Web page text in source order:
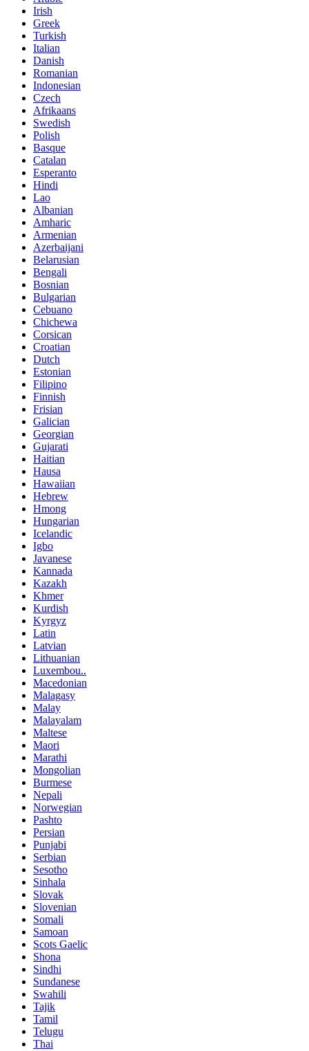
Irish
Greek
Turkish
Italian
Danish
Romanian
Indonesian
Czech
Afrikaans
Swedish
Polish
Basque
Catalan
Esperanto
Hindi
Lao
Albanian
Amharic
Armenian
Azerbaijani
Belarusian
Bengali
Bosnian
Bulgarian
Cebuano
Chichewa
Corsican
Croatian
Dutch
Estonian
Filipino
Finnish
Frisian
Galician
Georgian
Gujarati
Haitian
Hausa
Hawaiian
Hebrew
Hmong
Hungarian
Icelandic
Igbo
Javanese
Kannada
Kazakh
Khmer
Kurdish
Kyrgyz
Latin
Latvian
Lithuanian
Luxembou..
Macedonian
Malagasy
Malay
Malayalam
Maltese
Maori
Marathi
Mongolian
Burmese
Nepali
Norwegian
Pashto
Persian
Punjabi
Serbian
Sesotho
Sinhala
Slovak
Slovenian
Somali
Samoan
Scots Gaelic
Shona
Sindhi
Sundanese
Swahili
Tajik
Tamil
Telugu
Thai